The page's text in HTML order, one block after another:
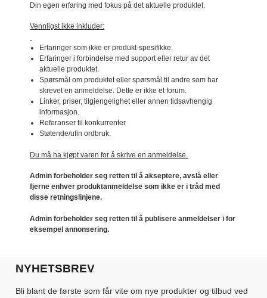
Din egen erfaring med fokus på det aktuelle produktet.
Vennligst ikke inkluder:
Erfaringer som ikke er produkt-spesifikke.
Erfaringer i forbindelse med support eller retur av det
aktuelle produktet.
Spørsmål om produktet eller spørsmål til andre som har
skrevet en anmeldelse. Dette er ikke et forum.
Linker, priser, tilgjengelighet eller annen tidsavhengig
informasjon.
Referanser til konkurrenter
Støtende/ufin ordbruk.
Du må ha kjøpt varen for å skrive en anmeldelse.
Admin forbeholder seg retten til å akseptere, avslå eller
fjerne enhver produktanmeldelse som ikke er i tråd med
disse retningslinjene.
Admin forbeholder seg retten til å publisere anmeldelser i for
eksempel annonsering.
NYHETSBREV
Bli blant de første som får vite om nye produkter og tilbud ved